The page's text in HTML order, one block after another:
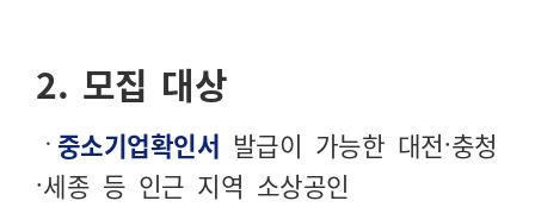
2. 모집 대상
ㆍ 중소기업확인서 발급이 가능한 대전·충청
·세종 등 인근 지역 소상공인